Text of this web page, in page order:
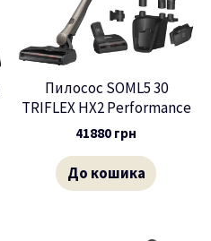
Пилосос SOML5 30
TRIFLEX HX2 Performance
41880 грн
До кошика